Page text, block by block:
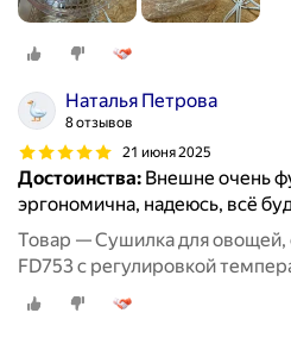
Наталья Петрова
8 отзывов
21 июня 2025
Достоинства: Внешне очень
эргономична, надеюсь, всё
Товар — Сушилка для овощей,
FD753 с регулировкой
градусов, 5 прозрачных